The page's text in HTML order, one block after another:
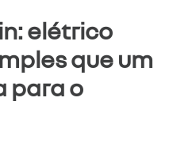
elétrico
que um
para o